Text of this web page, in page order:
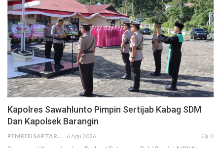
Kapolres Sawahlunto Pimpin Sertijab Kabag SDM
Dan Kapolsek Barangin
PEMRED SAPTARIUS 6 Agu 2026 0